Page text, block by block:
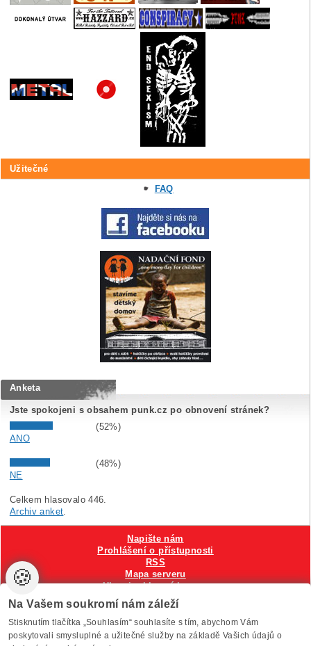
Užitečné
FAQ
Anketa
Jste spokojeni s obsahem punk.cz po obnovení stránek?
(52%)
ANO
(48%)
NE
Celkem hlasovalo 446.
Archiv anket
VytvořiloAnawe , provozuje Anawe a Špína
Napište nám
Prohlášení o přístupnosti
RSS
Mapa serveru
Hlavni reklamní banner
Nastavení cookies
🍪
Na Vašem soukromí nám záleží
Stisknutím tlačítka „Souhlasím“ souhlasíte s tím, abychom Vám
poskytovali smysluplné a užitečné služby na základě Vašich údajů o